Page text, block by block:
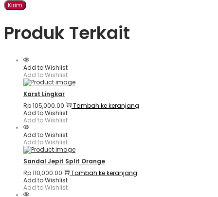
Produk Terkait
Add to Wishlist
Add to Wishlist
Karst Lingkar
Rp105,000.00
Tambah ke keranjang
Add to Wishlist
Add to Wishlist
Add to Wishlist
Add to Wishlist
Sandal Jepit Split Orange
Rp110,000.00
Tambah ke keranjang
Add to Wishlist
Add to Wishlist